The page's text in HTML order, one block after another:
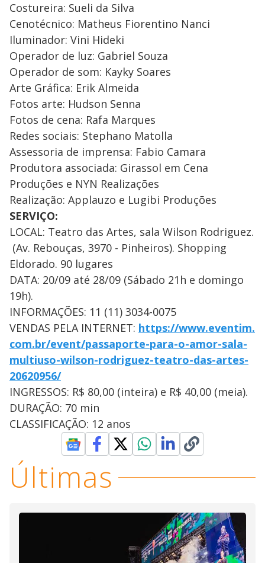
Costureira: Sueli da Silva
Cenotécnico: Matheus Fiorentino Nanci
Iluminador: Vini Hideki
Operador de luz: Gabriel Souza
Operador de som: Kayky Soares
Arte Gráfica: Erik Almeida
Fotos arte: Hudson Senna
Fotos de cena: Rafa Marques
Redes sociais: Stephano Matolla
Assessoria de imprensa: Fabio Camara
Produtora associada: Girassol em Cena
Produções e NYN Realizações
Realização: Applauzo e Lugibi Produções
SERVIÇO:
LOCAL: Teatro das Artes, sala Wilson Rodriguez.
(Av. Rebouças, 3970 - Pinheiros). Shopping
Eldorado. 90 lugares
DATA: 20/09 até 28/09 (Sábado 21h e domingo
19h).
INFORMAÇÕES: 11 (11) 3034-0075
VENDAS PELA INTERNET: https://www.eventim.
com.br/event/passaporte-para-o-amor-sala-
multiuso-wilson-rodriguez-teatro-das-artes-
20620956/
INGRESSOS: R$ 80,00 (inteira) e R$ 40,00 (meia).
DURAÇÃO: 70 min
CLASSIFICAÇÃO: 12 anos
Últimas